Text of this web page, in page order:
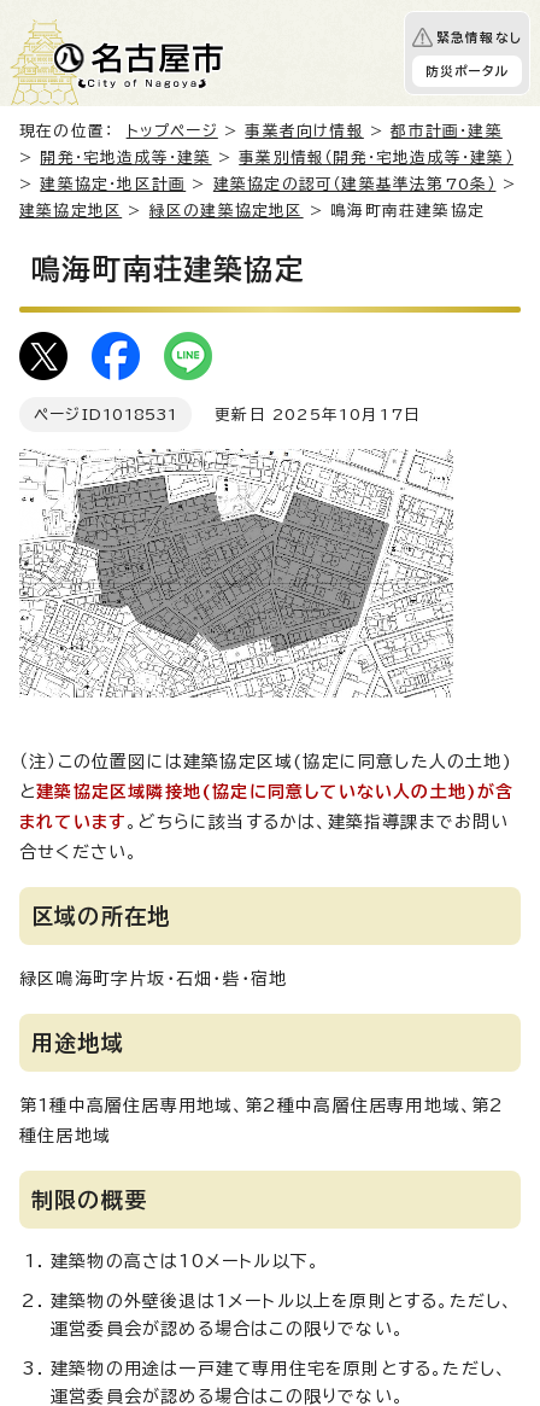
緊急情報なし
防災ポータル
現在の位置： トップページ >事業者向け情報 >都市計画・建築
>
開発・宅地造成等・建築 >事業別情報（開発・宅地造成等・建築）
>建築協定・地区計画 > 建築協定の認可（建築基準法第70条）
>
建築協定地区
> 緑区の建築協定地区 > 鳴海町南荘建築協定
鳴海町南荘建築協定
ページID 1018531 更新日 2025年10月17日
（注）この位置図には建築協定区域(協定に同意した人の土地)
と建築協定区域隣接地(協定に同意していない人の土地)が含
まれています 。どちらに該当するかは、建築指導課までお問い
合せください。
区域の所在地
緑区鳴海町字片坂・石畑・砦・宿地
用途地域
第1種中高層住居専用地域、第2種中高層住居専用地域、第2
種住居地域
制限の概要
建築物の高さは10メートル以下。
建築物の外壁後退は1メートル以上を原則とする。ただし、
運営委員会が認める場合はこの限りでない。
建築物の用途は一戸建て専用住宅を原則とする。ただし、
運営委員会が認める場合はこの限りでない。